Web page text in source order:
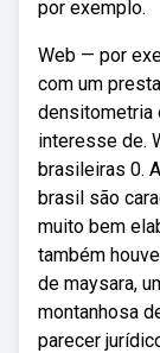
por exemplo.
Web — por
com um
densitometria
interesse de.
brasileiras 0.
brasil são
muito bem
também
de maysara,
montanhosa
parecer